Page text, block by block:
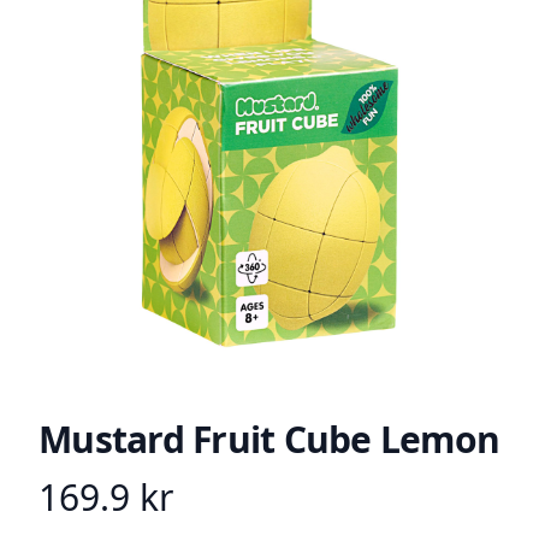
Mustard Fruit Cube Lemon
Product information
169.9 kr